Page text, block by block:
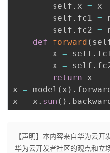
        self
. x = x
        self
. fc1 =
        self
. fc2 =
def
forward (
        x
= self .
        x
= self .
return x
x = model ( x ) .
x = x . sum ( ) .
【声明】本内容来自华为云
华为云开发者社区的观点和立